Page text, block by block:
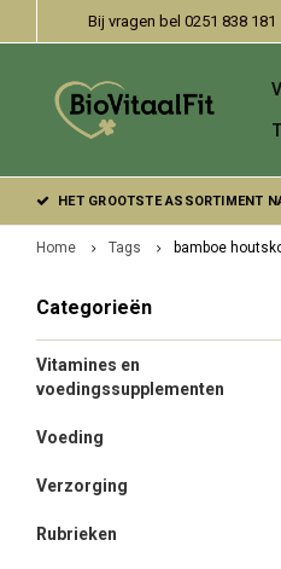
Bij vragen bel 0251 838 181
HET GROOTSTE ASSORTIMENT
Home Tags bamboe
Categorieën
Vitamines en
voedingssupplementen
Voeding
Verzorging
Rubrieken